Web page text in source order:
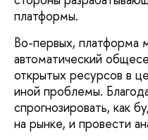
платформы.
Во-первых, платформа
автоматический
открытых ресурсов в
иной проблемы.
спрогнозировать, как
на рынке, и провести